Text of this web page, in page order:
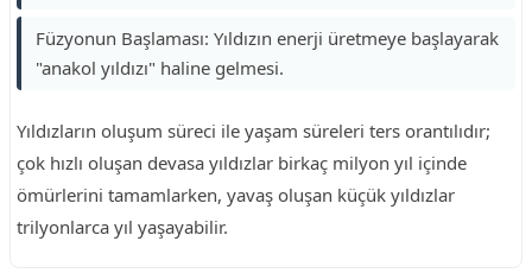
Füzyonun Başlaması: Yıldızın enerji üretmeye başlayarak
"anakol yıldızı" haline gelmesi.
Yıldızların oluşum süreci ile yaşam süreleri ters orantılıdır;
çok hızlı oluşan devasa yıldızlar birkaç milyon yıl içinde
ömürlerini tamamlarken, yavaş oluşan küçük yıldızlar
trilyonlarca yıl yaşayabilir.